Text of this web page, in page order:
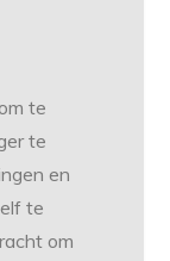
te
te
en
te
om